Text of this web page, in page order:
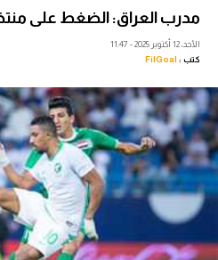
ميركاتو
مسابقة التوقعات
فيديوهات
عدسات
آراء حرة
ركن الألعاب
مدرب العراق: الضغط على
الأحد، 12 أكتوبر 2025 - 11:47
كتب : FilGoal